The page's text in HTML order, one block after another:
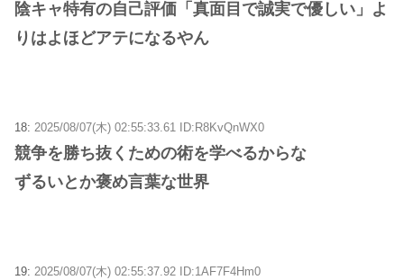
陰キャ特有の自己評価「真面目で誠実で優しい」よ
りはよほどアテになるやん
18: 2025/08/07(木) 02:55:33.61 ID:R8KvQnWX0
競争を勝ち抜くための術を学べるからな
ずるいとか褒め言葉な世界
19: 2025/08/07(木) 02:55:37.92 ID:1AF7F4Hm0